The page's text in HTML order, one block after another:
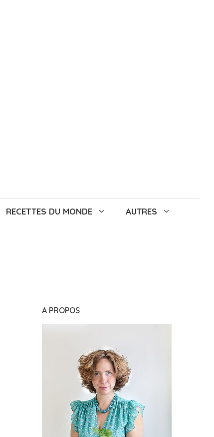
RECETTES DU MONDE AUTRES
A PROPOS